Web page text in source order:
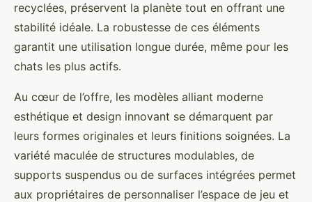
recyclées, préservent la planète tout en offrant une
stabilité idéale. La robustesse de ces éléments
garantit une utilisation longue durée, même pour les
chats les plus actifs.
Au cœur de l’offre, les modèles alliant moderne
esthétique et design innovant se démarquent par
leurs formes originales et leurs finitions soignées. La
variété maculée de structures modulables, de
supports suspendus ou de surfaces intégrées permet
aux propriétaires de personnaliser l’espace de jeu et